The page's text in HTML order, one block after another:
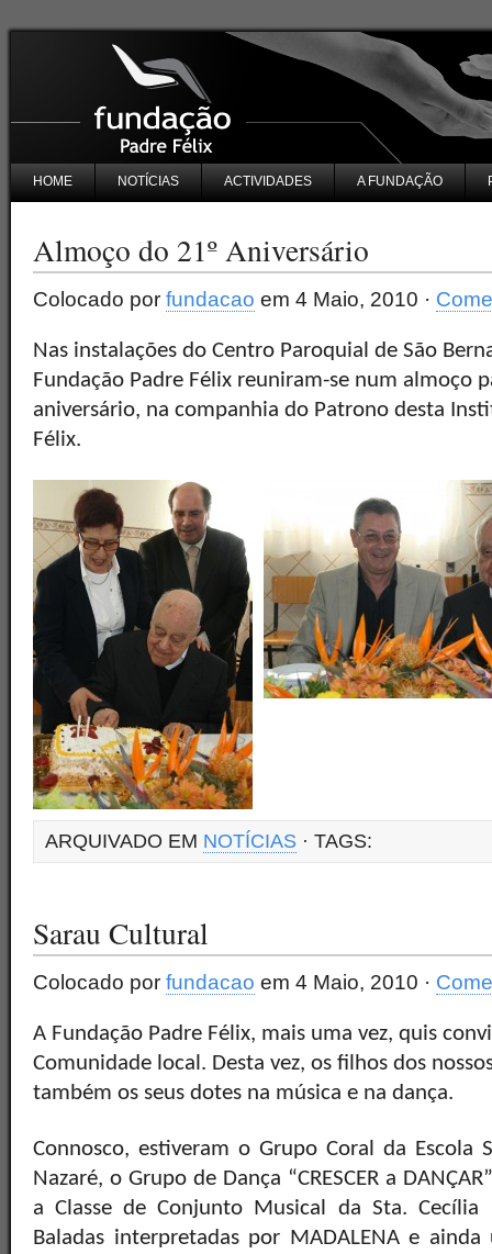
HOME NOTÍCIAS ACTIVIDADES A FUNDAÇÃO
Almoço do 21º Aniversário
Colocado por fundacao em 4 Maio, 2010 ·
Nas instalações do Centro Paroquial de São
Fundação Padre Félix reuniram-se num almoço
aniversário, na companhia do Patrono desta
Félix.
ARQUIVADO EM NOTÍCIAS · TAGS:
Sarau Cultural
Colocado por fundacao em 4 Maio, 2010 ·
A Fundação Padre Félix, mais uma vez, quis
Comunidade local. Desta vez, os filhos dos
também os seus dotes na música e na dança.
Connosco, estiveram o Grupo Coral da Escola
Nazaré, o Grupo de Dança “CRESCER a
a Classe de Conjunto Musical da Sta. Cecília “
Baladas interpretadas por MADALENA e